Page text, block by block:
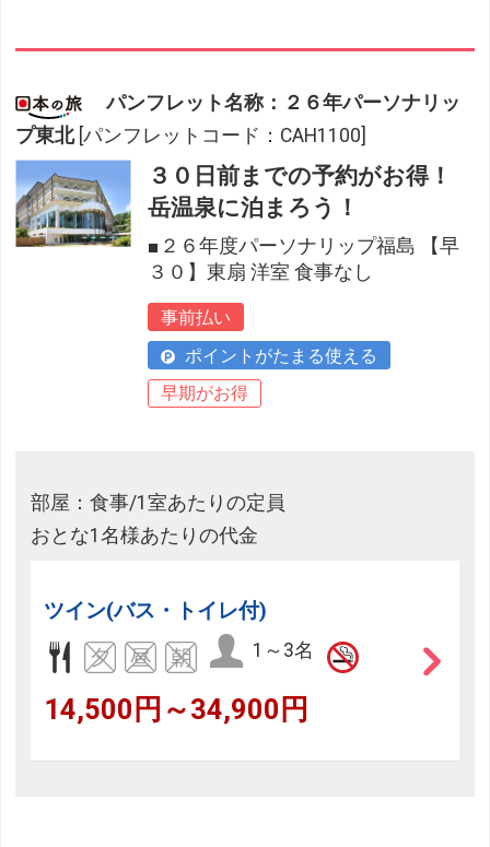
パンフレット名称：２６年パーソナリッ
プ東北 [パンフレットコード：CAH1100]
３０日前までの予約がお得！
岳温泉に泊まろう！
■２６年度パーソナリップ福島 【早
３０】東扇 洋室 食事なし
事前払い
ポイントがたまる使える
早期がお得
部屋：食事/1室あたりの定員
おとな1名様あたりの代金
ツイン(バス・トイレ付)
1～3名
14,500円～34,900円